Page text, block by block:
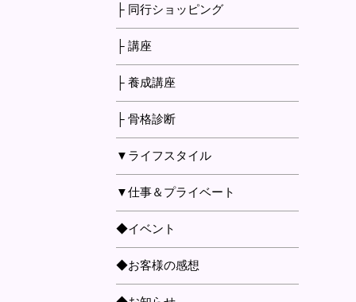
├ 同行ショッピング
├ 講座
├ 養成講座
├ 骨格診断
▼ライフスタイル
▼仕事＆プライベート
◆イベント
◆お客様の感想